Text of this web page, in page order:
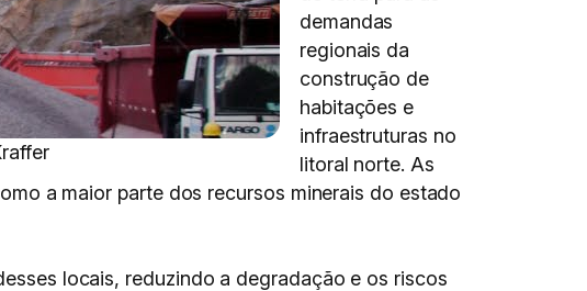
demandas
regionais da
construção de
habitações e
infraestruturas no
litoral norte. As
a maior parte dos recursos minerais do estado
locais, reduzindo a degradação e os riscos